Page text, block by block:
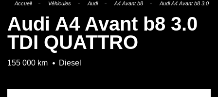
Accueil Véhicules Audi A4 Avant b8 Audi A4 Avant b8 3.0
Audi A4 Avant b8 3.0
TDI QUATTRO
155 000 km Diesel